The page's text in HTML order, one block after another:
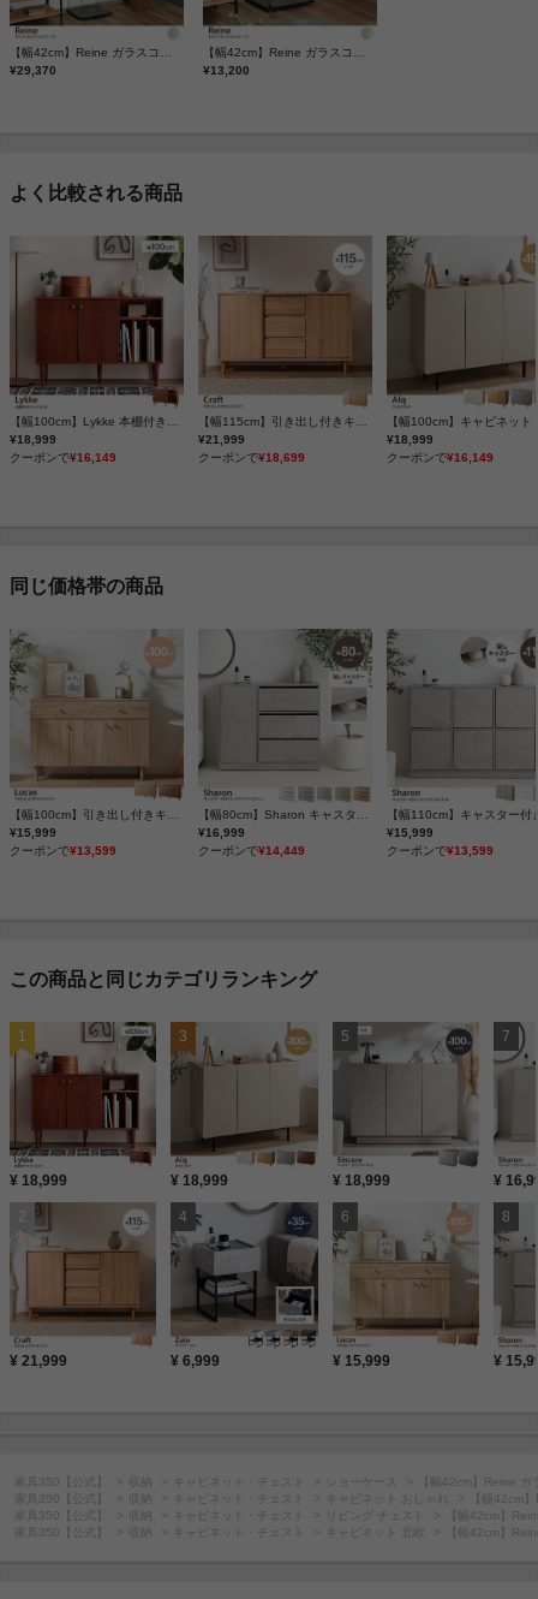
¥29,370
¥13,200
よく比較される商品
¥18,999
クーポンで¥16,149
¥21,999
クーポンで¥18,699
【幅100cm】キャビネット
¥18,999
クーポンで¥16,149
同じ価格帯の商品
¥15,999
クーポンで¥13,599
¥16,999
クーポンで¥14,449
¥15,999
クーポンで¥13,599
この商品と同じカテゴリランキング
¥ 18,999
¥ 21,999
¥ 18,999
¥ 6,999
¥ 18,999
¥ 15,999
¥
¥
家具350【公式】 収納 キャビネット・チェスト ショーケース
【幅42cm】Reine
家具350【公式】
収納 キャビネット・チェスト キャビネット おしゃれ
【幅42cm
家具350【公式】
収納 キャビネット・チェスト リビング チェスト
【幅42cm】
家具350【公式】
収納 キャビネット・チェスト キャビネット 北欧 【幅42cm】